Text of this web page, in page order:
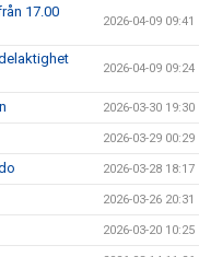
17.00
2026-04-09 09:41
2026-04-09 09:24
2026-03-30 19:30
2026-03-29 00:29
2026-03-28 18:17
2026-03-26 20:31
2026-03-20 10:25